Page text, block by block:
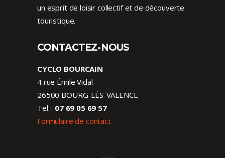
un esprit de loisir collectif et de découverte
touristique.
CONTACTEZ-NOUS
CYCLO BOURCAIN
4 rue Émile Vidal
26500 BOURG-LÈS-VALENCE
Tel. : 07 69 05 69 57
Formulaire de contact